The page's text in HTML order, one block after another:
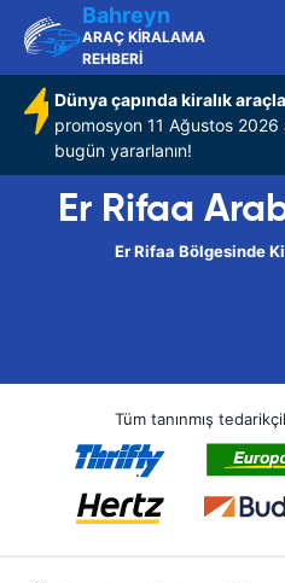
Bahreyn
ARAÇ KİRALAMA
REHBERİ
Dünya çapında kiralık
promosyon 11 Ağustos
bugün yararlanın!
Er Rifaa
Er Rifaa Bölgesinde
Tüm tanınmış